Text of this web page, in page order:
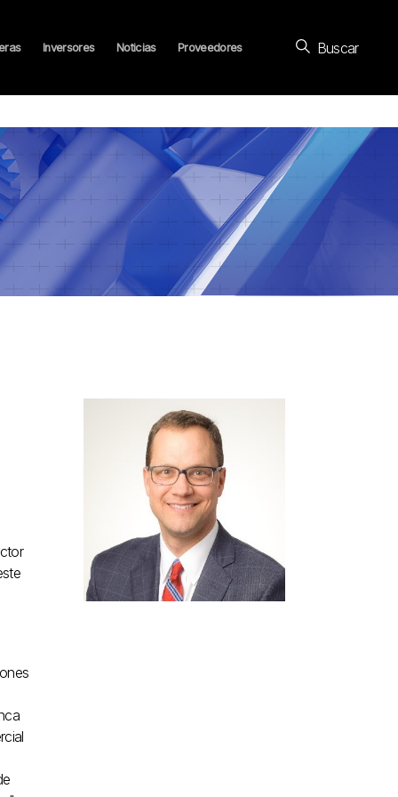
Inversores Noticias Proveedores Buscar